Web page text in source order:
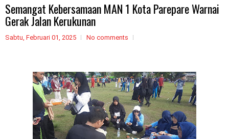
Semangat Kebersamaan MAN 1 Kota Parepare Warnai
Gerak Jalan Kerukunan
Sabtu, Februari 01, 2025 No comments